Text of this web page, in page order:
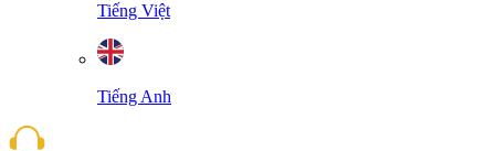
Tiếng Việt
Tiếng Anh